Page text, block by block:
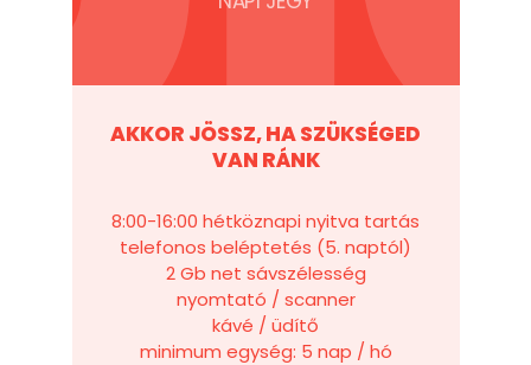
AKKOR JÖSSZ, HA SZÜKSÉGED
VAN RÁNK
8:00-16:00 hétköznapi nyitva tartás
telefonos beléptetés (5. naptól)
2 Gb net sávszélesség
nyomtató / scanner
kávé / üdítő
minimum egység: 5 nap / hó